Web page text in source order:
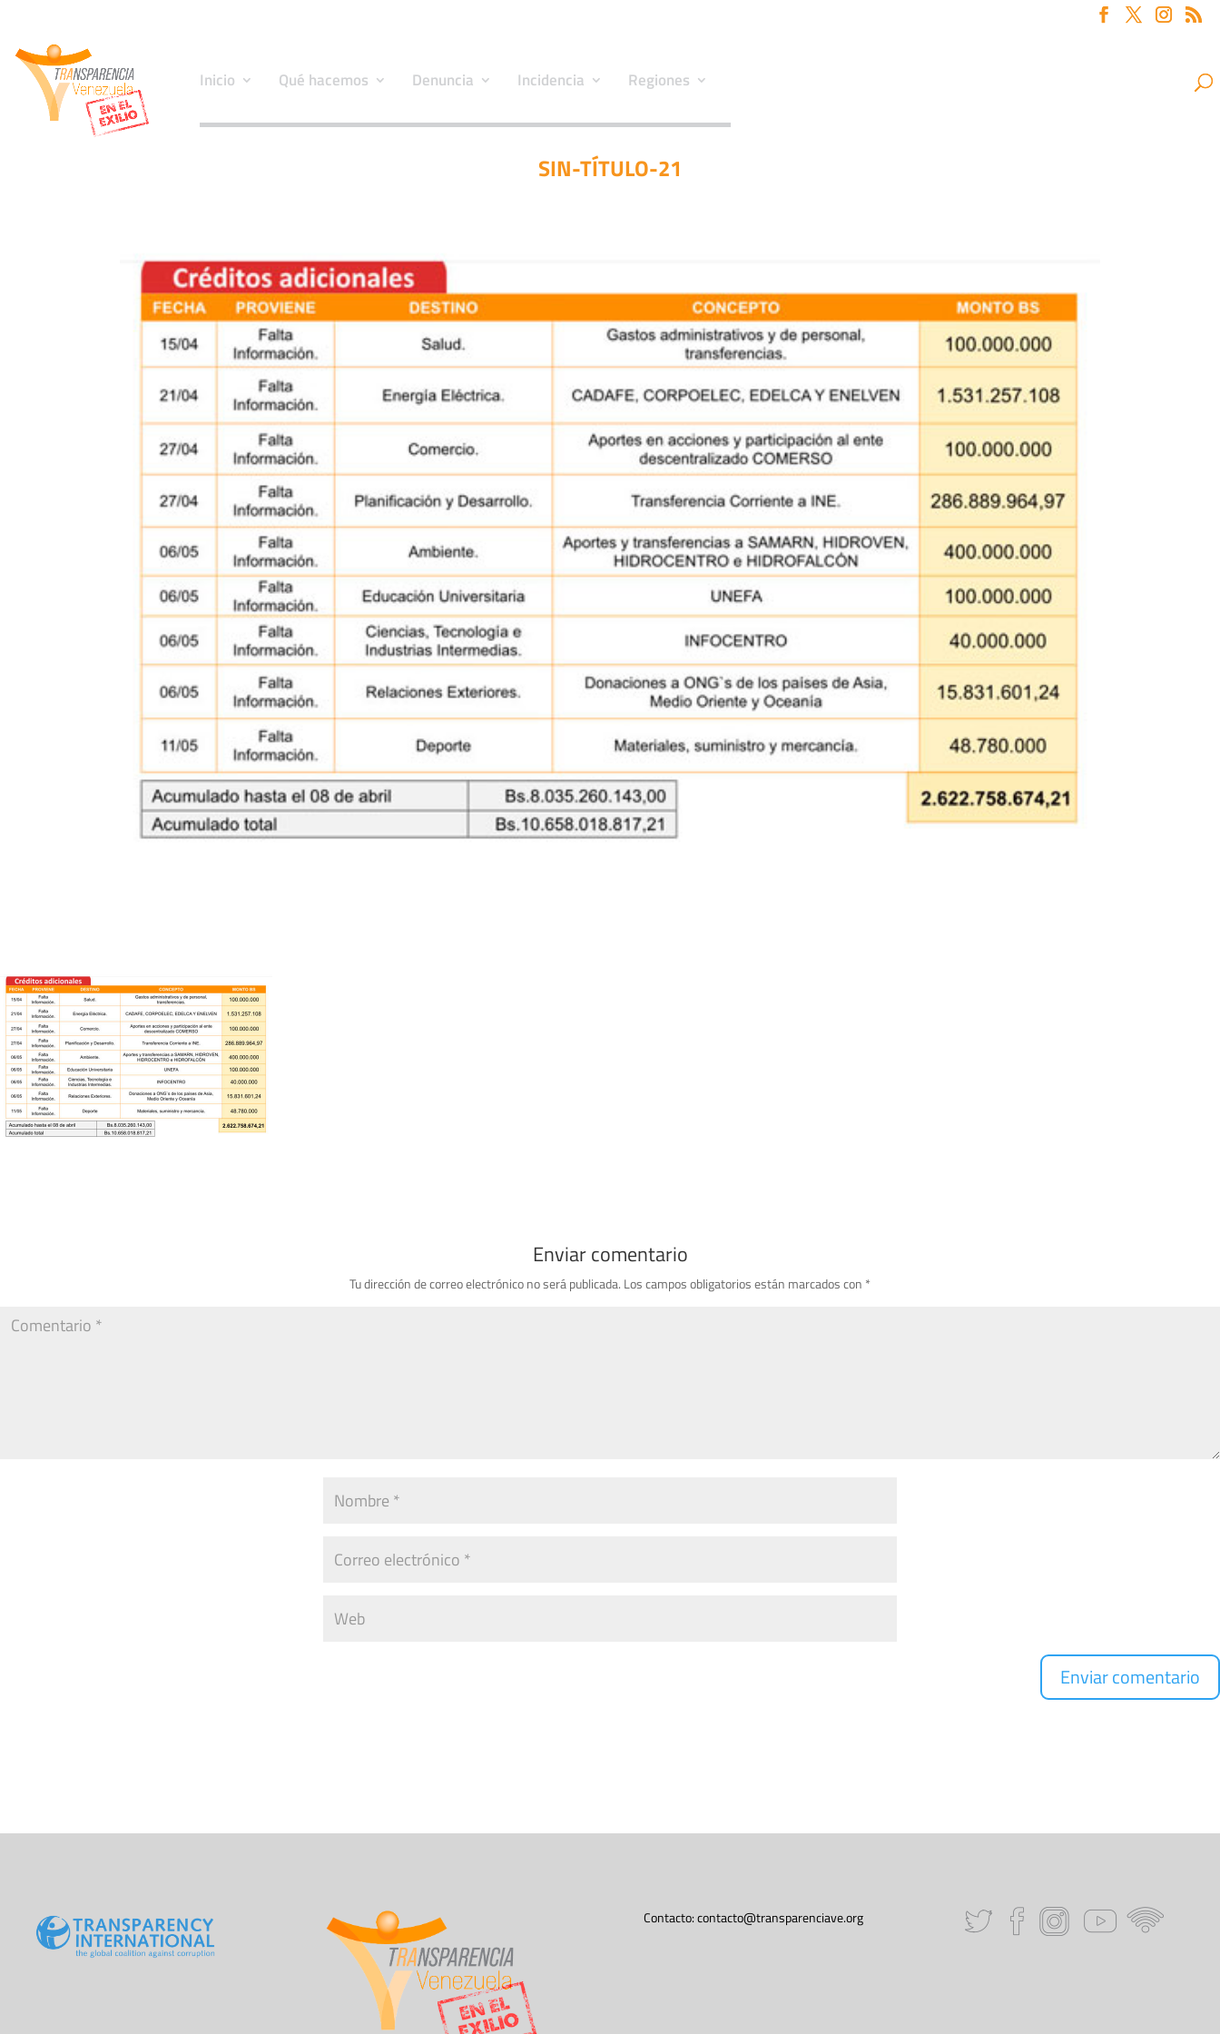
Inicio Qué hacemos Denuncia Incidencia Regiones
SIN-TÍTULO-21
Enviar comentario
Tu dirección de correo electrónico no será publicada. Los campos obligatorios están marcados con *
Contacto:contacto@transparenciave.org